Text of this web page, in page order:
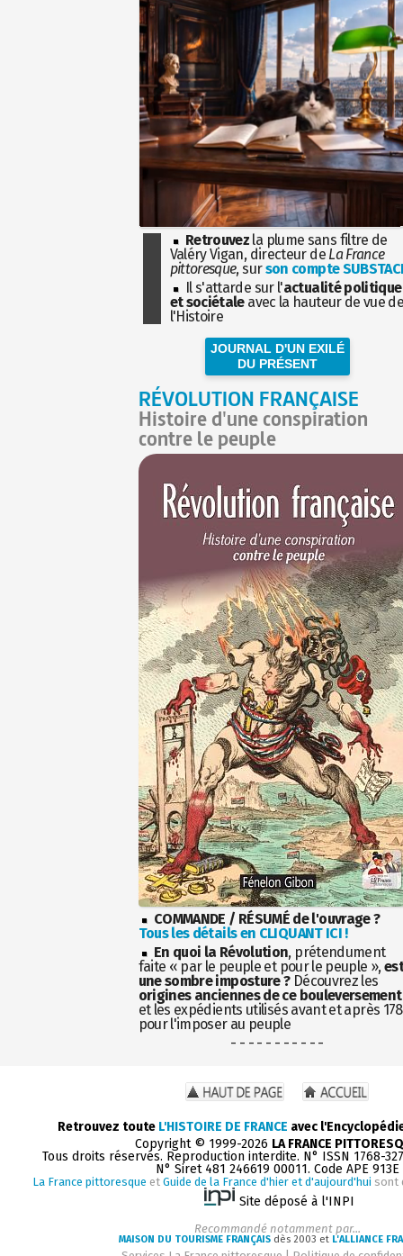
Retrouvez la plume sans filtre de
Valéry Vigan, directeur de La France
pittoresque, surson compte
Il s'attarde sur l'actualité politique
et sociétaleavec la hauteur de vue
l'Histoire
JOURNAL D'UN EXILÉ
DU PRÉSENT
RÉVOLUTION FRANÇAISE
Histoire d'une conspiration
contre le peuple
COMMANDE / RÉSUMÉ de l'ouvrage ?
Tous les détails en CLIQUANT ICI !
En quoi la Révolution, prétendument
faite « par le peuple et pour le peuple »,
une sombre imposture ?Découvrez les
origines anciennes de ce bouleversement
et les expédients utilisés avant et après
pour l'imposer au peuple
- - - - - - - - - - -
Retrouvez toute L'HISTOIRE DE FRANCE avec
Copyright © 1999-2026 LA FRANCE
Tous droits réservés. Reproduction interdite. N° ISSN 1768-
N° Siret 481 246619 00011. Code APE 913E
La France pittoresque et Guide de la France d'hier et d'aujourd'hui sont
Site déposé à l'INPI
Recommandé notamment par...
MAISON DU TOURISME FRANÇAISdès 2003 et L'ALLIANCE